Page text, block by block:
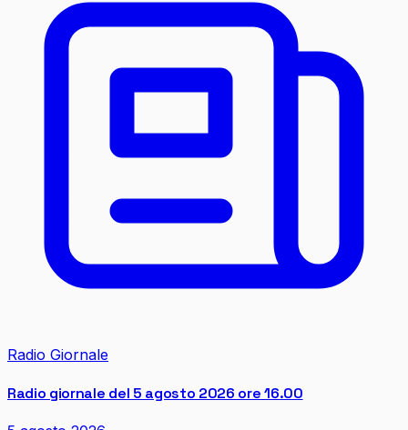
Radio Giornale
Radio giornale del 5 agosto 2026 ore 16.00